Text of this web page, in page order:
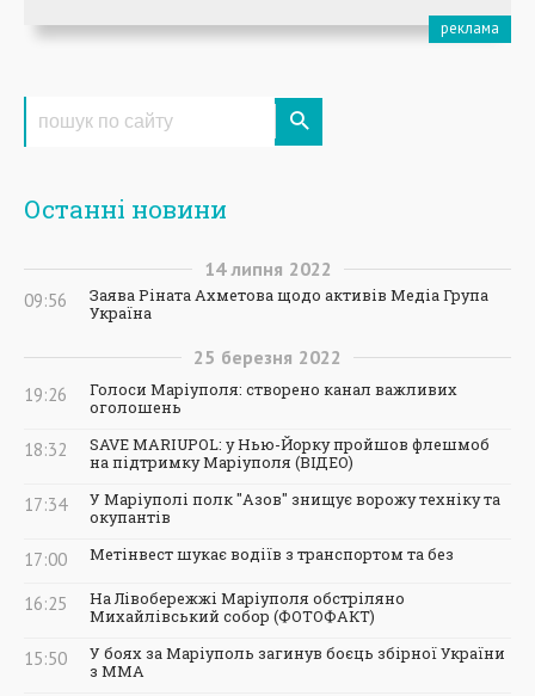
Останні новини
14 липня 2022
09:56
Заява Ріната Ахметова щодо активів Медіа Група
Україна
25 березня 2022
19:26
Голоси Маріуполя: створено канал важливих
оголошень
18:32
SAVE MARIUPOL: у Нью-Йорку пройшов флешмоб
на підтримку Маріуполя (ВІДЕО)
17:34
У Маріуполі полк "Азов" знищує ворожу техніку та
окупантів
17:00 Метінвест шукає водіїв з транспортом та без
16:25
На Лівобережжі Маріуполя обстріляно
Михайлівський собор (ФОТОФАКТ)
15:50
У боях за Маріуполь загинув боєць збірної України
з ММА